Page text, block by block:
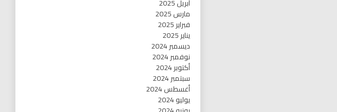
أبريل 2025
مارس 2025
فبراير 2025
يناير 2025
ديسمبر 2024
نوفمبر 2024
أكتوبر 2024
سبتمبر 2024
أغسطس 2024
يوليو 2024